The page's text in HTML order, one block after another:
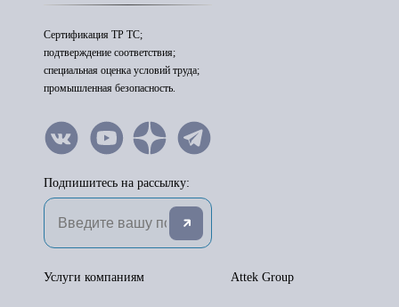
Сертификация ТР ТС;
подтверждение соответствия;
специальная оценка условий труда;
промышленная безопасность.
Подпишитесь на рассылку:
Attek Group
Услуги компаниям